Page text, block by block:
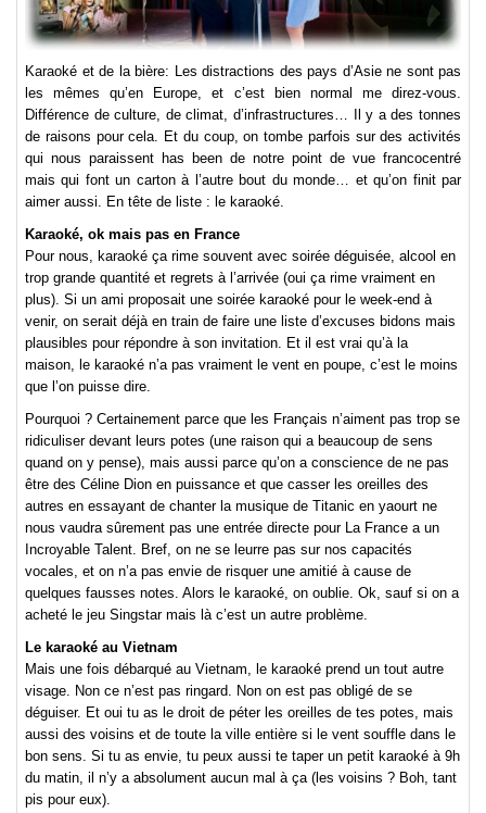
Karaoké et de la bière: Les distractions des pays d’Asie ne sont pas
les mêmes qu’en Europe, et c’est bien normal me direz-vous.
Différence de culture, de climat, d’infrastructures… Il y a des tonnes
de raisons pour cela. Et du coup, on tombe parfois sur des activités
qui nous paraissent has been de notre point de vue francocentré
mais qui font un carton à l’autre bout du monde… et qu’on finit par
aimer aussi. En tête de liste : le karaoké.
Karaoké, ok mais pas en France
Pour nous, karaoké ça rime souvent avec soirée déguisée, alcool en
trop grande quantité et regrets à l’arrivée (oui ça rime vraiment en
plus). Si un ami proposait une soirée karaoké pour le week-end à
venir, on serait déjà en train de faire une liste d’excuses bidons mais
plausibles pour répondre à son invitation. Et il est vrai qu’à la
maison, le karaoké n’a pas vraiment le vent en poupe, c’est le moins
que l’on puisse dire.
Pourquoi ? Certainement parce que les Français n’aiment pas trop se
ridiculiser devant leurs potes (une raison qui a beaucoup de sens
quand on y pense), mais aussi parce qu’on a conscience de ne pas
être des Céline Dion en puissance et que casser les oreilles des
autres en essayant de chanter la musique de Titanic en yaourt ne
nous vaudra sûrement pas une entrée directe pour La France a un
Incroyable Talent. Bref, on ne se leurre pas sur nos capacités
vocales, et on n’a pas envie de risquer une amitié à cause de
quelques fausses notes. Alors le karaoké, on oublie. Ok, sauf si on a
acheté le jeu Singstar mais là c’est un autre problème.
Le karaoké au Vietnam
Mais une fois débarqué au Vietnam, le karaoké prend un tout autre
visage. Non ce n’est pas ringard. Non on est pas obligé de se
déguiser. Et oui tu as le droit de péter les oreilles de tes potes, mais
aussi des voisins et de toute la ville entière si le vent souffle dans le
bon sens. Si tu as envie, tu peux aussi te taper un petit karaoké à 9h
du matin, il n’y a absolument aucun mal à ça (les voisins ? Boh, tant
pis pour eux).